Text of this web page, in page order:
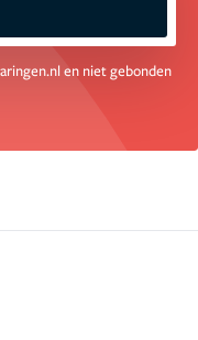
en niet gebonden